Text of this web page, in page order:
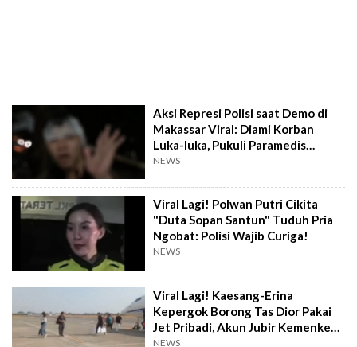
Aksi Represi Polisi saat Demo di
Makassar Viral: Diami Korban
Luka-luka, Pukuli Paramedis
hingga Lecehkan Wanita
NEWS
Viral Lagi! Polwan Putri Cikita
"Duta Sopan Santun" Tuduh Pria
Ngobat: Polisi Wajib Curiga!
NEWS
Viral Lagi! Kaesang-Erina
Kepergok Borong Tas Dior Pakai
Jet Pribadi, Akun Jubir Kemenkeu
dan Bea Cukai Ramai Dicolek
NEWS